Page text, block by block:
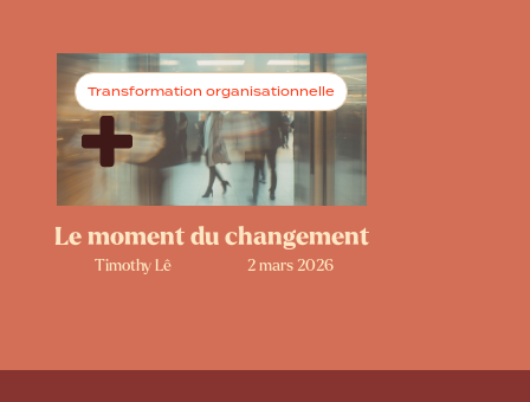
Transformation organisationnelle
Le moment du changement
Timothy Lê 2 mars 2026